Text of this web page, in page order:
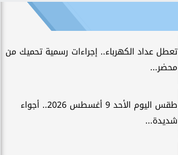
تعطل عداد الكهرباء.. إجراءات رسمية تحميك من
محضر...
طقس اليوم الأحد 9 أغسطس 2026.. أجواء
شديدة...